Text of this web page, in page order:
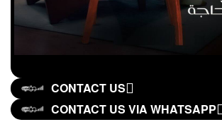
CONTACT US
CONTACT US VIA WHATSAPP